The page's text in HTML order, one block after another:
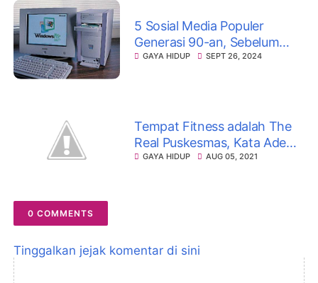
5 Sosial Media Populer
Generasi 90-an, Sebelum
Facebook
GAYA HIDUP SEPT 26, 2024
Tempat Fitness adalah The
Real Puskesmas, Kata Ade
RaiGAYA HIDUP AUG 05, 2021
0 COMMENTS
Tinggalkan jejak komentar di sini